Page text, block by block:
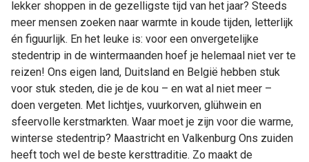
lekker shoppen in de gezelligste tijd van het jaar? Steeds
meer mensen zoeken naar warmte in koude tijden, letterlijk
én figuurlijk. En het leuke is: voor een onvergetelijke
stedentrip in de wintermaanden hoef je helemaal niet ver te
reizen! Ons eigen land, Duitsland en België hebben stuk
voor stuk steden, die je de kou – en wat al niet meer –
doen vergeten. Met lichtjes, vuurkorven, glühwein en
sfeervolle kerstmarkten. Waar moet je zijn voor die warme,
winterse stedentrip? Maastricht en Valkenburg Ons zuiden
heeft toch wel de beste kersttraditie. Zo maakt de